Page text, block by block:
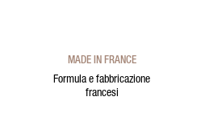
MADE IN FRANCE
Formula e fabbricazione
francesi